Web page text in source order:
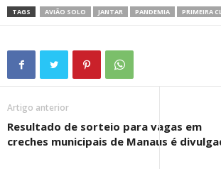
TAGS AVIÃO SOLO JANTAR PANDEMIA PRIMEIRA
Artigo anterior
Resultado de sorteio para vagas em
creches municipais de Manaus é